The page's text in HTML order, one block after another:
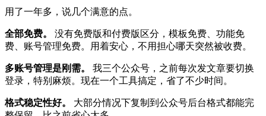
用了一年多，说几个满意的点。
全部免费。
没有免费版和付费版区分，模板免费、功能免
费、账号管理免费。用着安心，不用担心哪天突然被收费。
多账号管理是刚需。
我三个公众号，之前每次发文章要切换
登录，特别麻烦。现在一个工具搞定，省了不少时间。
格式稳定性好。
大部分情况下复制到公众号后台格式都能完